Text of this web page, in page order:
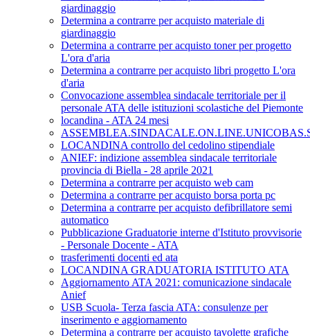
giardinaggio
Determina a contrarre per acquisto materiale di
giardinaggio
Determina a contrarre per acquisto toner per progetto
L'ora d'aria
Determina a contrarre per acquisto libri progetto L'ora
d'aria
Convocazione assemblea sindacale territoriale per il
personale ATA delle istituzioni scolastiche del Piemonte
locandina - ATA 24 mesi
LOCANDINA controllo del cedolino stipendiale
ANIEF: indizione assemblea sindacale territoriale
provincia di Biella - 28 aprile 2021
Determina a contrarre per acquisto web cam
Determina a contrarre per acquisto borsa porta pc
Determina a contrarre per acquisto defibrillatore semi
automatico
Pubblicazione Graduatorie interne d'Istituto provvisorie
- Personale Docente - ATA
trasferimenti docenti ed ata
LOCANDINA GRADUATORIA ISTITUTO ATA
Aggiornamento ATA 2021: comunicazione sindacale
Anief
USB Scuola- Terza fascia ATA: consulenze per
inserimento e aggiornamento
Determina a contrarre per acquisto tavolette grafiche